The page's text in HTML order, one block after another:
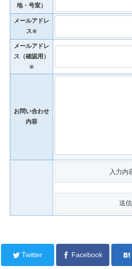
地・号室）
メールアドレ
ス※
メールアドレ
ス（確認用）
※
お問い合わせ
内容
Twitter Facebook